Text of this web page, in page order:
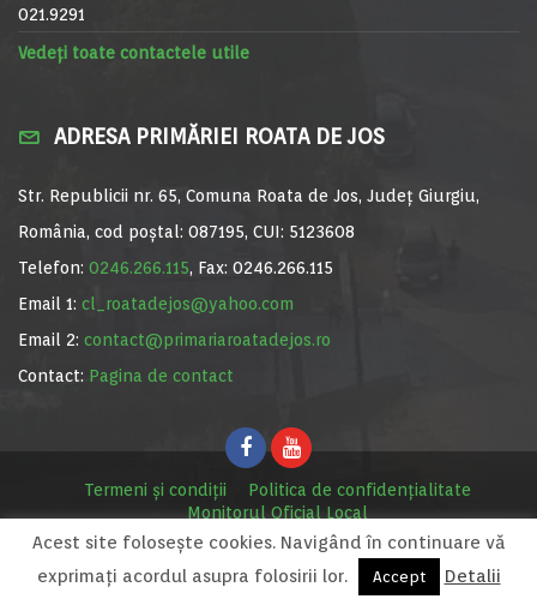
021.9291
Vedeți toate contactele utile
ADRESA PRIMĂRIEI ROATA DE JOS
Str. Republicii nr. 65, Comuna Roata de Jos, Județ Giurgiu,
România, cod poștal: 087195, CUI: 5123608
Telefon: 0246.266.115, Fax: 0246.266.115
Email 1: cl_roatadejos@yahoo.com
Email 2: contact@primariaroatadejos.ro
Contact: Pagina de contact
Termeni și condiții
Politica de confidențialitate
Monitorul Oficial Local
© Primăria Roata de Jos, 2020. Site realizat de MediaDigi.ro
Acest site foloseşte cookies. Navigând în continuare vă
exprimaţi acordul asupra folosirii lor.
Accept Detalii